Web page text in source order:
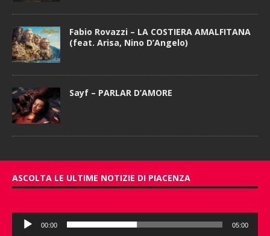
Fabio Rovazzi – LA COSTIERA AMALFITANA
(feat. Arisa, Nino D’Angelo)
Sayf – PARLAR D’AMORE
ASCOLTA LE ULTIME NOTIZIE DI PIACENZA
Audio
Player
00:00 05:00